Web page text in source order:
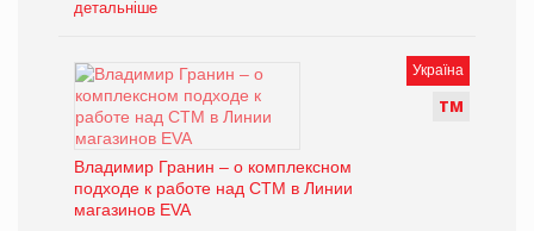
детальніше
Україна
ТМ
Владимир Гранин – о комплексном
подходе к работе над СТМ в Линии
магазинов EVA